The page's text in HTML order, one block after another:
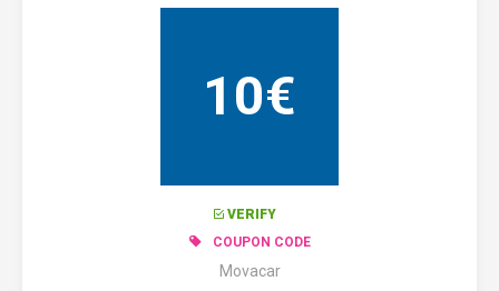
10€
VERIFY
COUPON CODE
Movacar